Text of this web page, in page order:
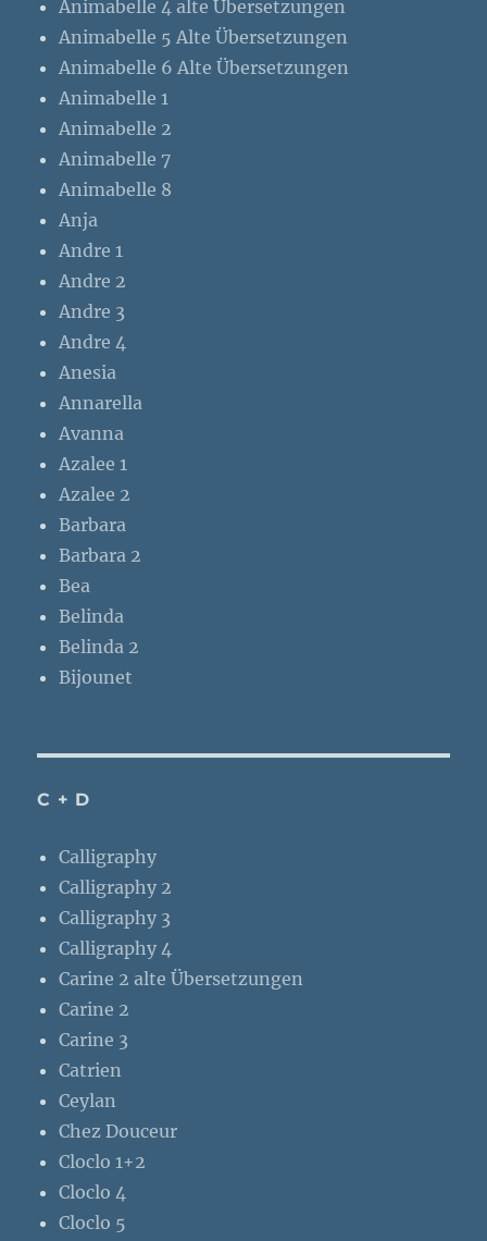
Animabelle 4 alte Übersetzungen
Animabelle 5 Alte Übersetzungen
Animabelle 6 Alte Übersetzungen
Animabelle 1
Animabelle 2
Animabelle 7
Animabelle 8
Anja
Andre 1
Andre 2
Andre 3
Andre 4
Anesia
Annarella
Avanna
Azalee 1
Azalee 2
Barbara
Barbara 2
Bea
Belinda
Belinda 2
Bijounet
C + D
Calligraphy
Calligraphy 2
Calligraphy 3
Calligraphy 4
Carine 2 alte Übersetzungen
Carine 2
Carine 3
Catrien
Ceylan
Chez Douceur
Cloclo 1+2
Cloclo 4
Cloclo 5